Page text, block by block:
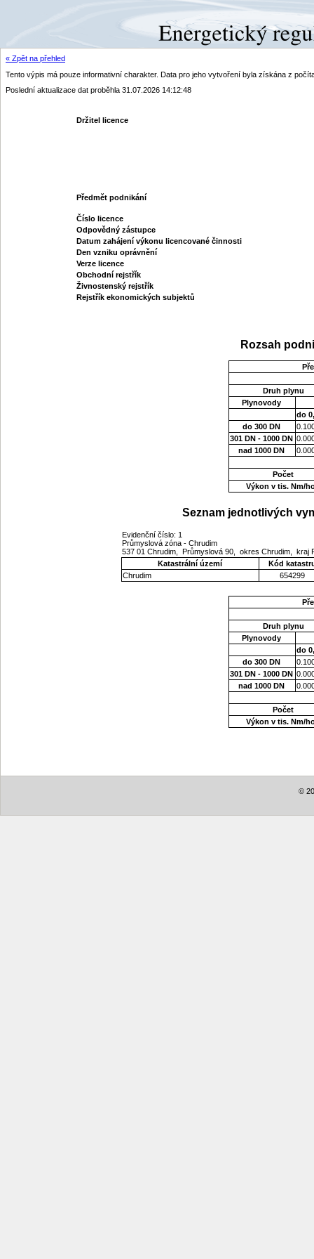
« Zpět na přehled
Tento výpis má pouze informativní charakter. Data pro jeho vytvoření byla získána z
Poslední aktualizace dat proběhla 31.07.2026 14:12:48
Držitel licence
Předmět podnikání
Číslo licence
Odpovědný zástupce
Datum zahájení výkonu licencované činnosti
Den vzniku oprávnění
Verze licence
Obchodní rejstřík
Živnostenský rejstřík
Rejstřík ekonomických subjektů
Rozsah
Druh plynu
Plynovody
do
do 300 DN
301 DN - 1000 DN
nad 1000 DN
Počet
Výkon v tis. Nm/
Seznam jednotlivých
Evidenční číslo: 1
Průmyslová zóna - Chrudim
537 01 Chrudim, Průmyslová 90, okres Chrudim, kraj
Katastrální území
Kód
Chrudim
654299
Druh plynu
Plynovody
do
do 300 DN
301 DN - 1000 DN
nad 1000 DN
Počet
Výkon v tis. Nm/
©